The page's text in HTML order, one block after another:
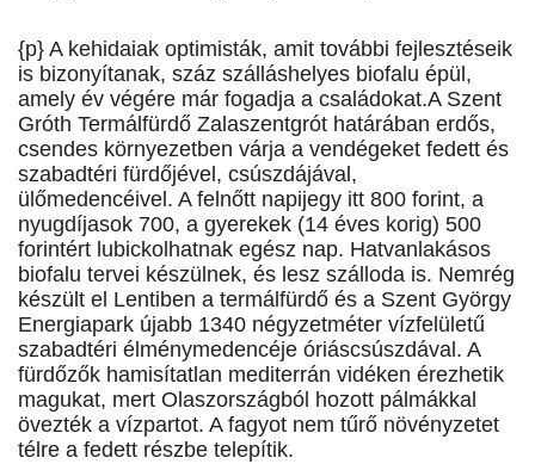
{p} A kehidaiak optimisták, amit további fejlesztéseik
is bizonyítanak, száz szálláshelyes biofalu épül,
amely év végére már fogadja a családokat.A Szent
Gróth Termálfürdő Zalaszentgrót határában erdős,
csendes környezetben várja a vendégeket fedett és
szabadtéri fürdőjével, csúszdájával,
ülőmedencéivel. A felnőtt napijegy itt 800 forint, a
nyugdíjasok 700, a gyerekek (14 éves korig) 500
forintért lubickolhatnak egész nap. Hatvanlakásos
biofalu tervei készülnek, és lesz szálloda is. Nemrég
készült el Lentiben a termálfürdő és a Szent György
Energiapark újabb 1340 négyzetméter vízfelületű
szabadtéri élménymedencéje óriáscsúszdával. A
fürdőzők hamisítatlan mediterrán vidéken érezhetik
magukat, mert Olaszországból hozott pálmákkal
övezték a vízpartot. A fagyot nem tűrő növényzetet
télre a fedett részbe telepítik.